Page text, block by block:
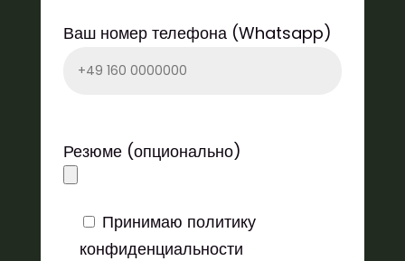
Ваш номер телефона (Whatsapp)
Резюме (опционально)
Принимаю политику
конфиденциальности